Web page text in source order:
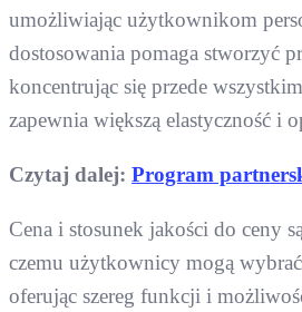
umożliwiając użytkownikom
dostosowania pomaga stworzyć
koncentrując się przede
zapewnia większą elastyczność i
Czytaj dalej: Program
Cena i stosunek jakości do ceny
czemu użytkownicy mogą
oferując szereg funkcji i